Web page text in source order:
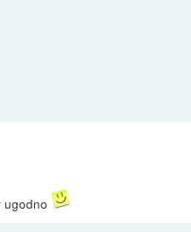
ugodno